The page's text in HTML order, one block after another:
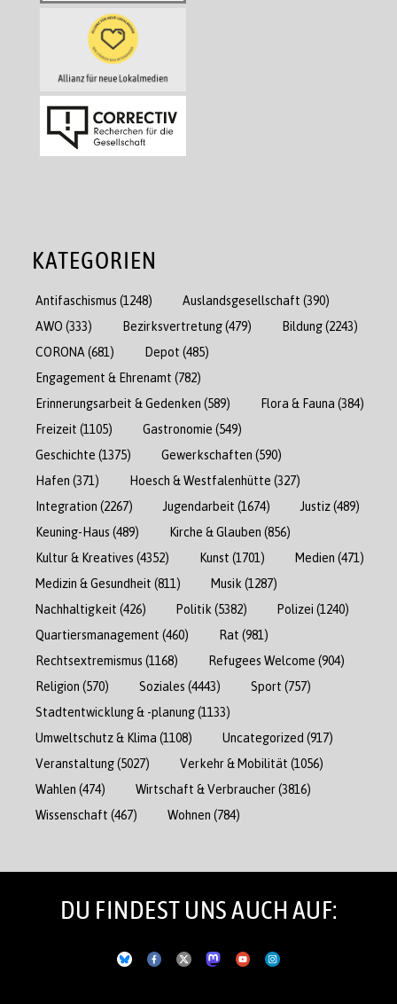
KATEGORIEN
Antifaschismus (1248) Auslandsgesellschaft (390)
AWO (333) Bezirksvertretung(479) Bildung(2243)
CORONA (681) Depot (485)
Engagement & Ehrenamt (782)
Erinnerungsarbeit & Gedenken (589) Flora & Fauna (384)
Freizeit (1105) Gastronomie (549)
Geschichte (1375) Gewerkschaften (590)
Hafen (371) Hoesch & Westfalenhütte (327)
Integration (2267) Jugendarbeit (1674) Justiz(489)
Keuning-Haus (489) Kirche & Glauben (856)
Kultur & Kreatives (4352) Kunst (1701) Medien (471)
Medizin & Gesundheit (811) Musik (1287)
Nachhaltigkeit (426) Politik (5382) Polizei (1240)
Quartiersmanagement (460) Rat (981)
Rechtsextremismus (1168) Refugees Welcome (904)
Religion (570) Soziales (4443) Sport (757)
Stadtentwicklung & -planung(1133)
Umweltschutz & Klima (1108) Uncategorized (917)
Veranstaltung(5027) Verkehr & Mobilität (1056)
Wahlen (474) Wirtschaft & Verbraucher(3816)
Wissenschaft (467) Wohnen (784)
DU FINDEST UNS AUCH AUF: